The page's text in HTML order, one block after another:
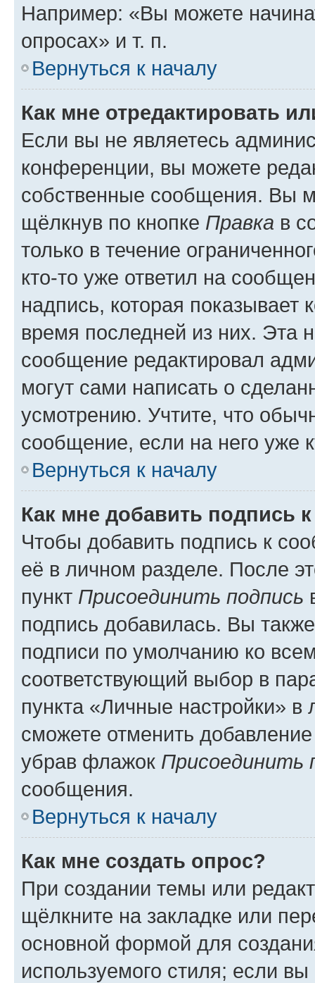
Например: «Вы можете
опросах» и т. п.
Вернуться к началу
Как мне отредактировать
Если вы не являетесь
конференции, вы можете
собственные сообщения. Вы
щёлкнув по кнопке Правка в
только в течение
кто-то уже ответил на
надпись, которая показывает
время последней из них. Эта
сообщение редактировал
могут сами написать о
усмотрению. Учтите, что
сообщение, если на него уже
Вернуться к началу
Как мне добавить подпись
Чтобы добавить подпись к
её в личном разделе. После
пункт Присоединить подпись
подпись добавилась. Вы
подписи по умолчанию ко
соответствующий выбор в
пункта «Личные настройки»
сможете отменить
убрав флажок Присоединить
сообщения.
Вернуться к началу
Как мне создать опрос?
При создании темы или
щёлкните на закладке или
основной формой для
используемого стиля; если